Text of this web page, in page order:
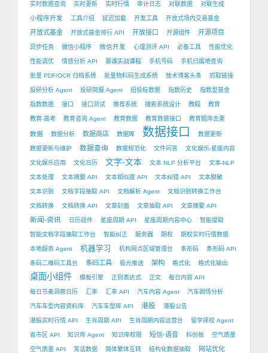
实时数据查询 实时更新 实时行情 审计日志 对联数据 对联生成
小程序开发 工具介绍 延迟加载 开发工具 开放式场内交易基金
开放式基金 开放式基金排行 API 开放接口 开源组件 开源项目
异步任务 微信小程序 微信开发 心理测评 API 必备工具 性能优化
性能调优 情感分析 API 慕课实战课程 手机号码 手机归属地查询
批量 PDF/OCR 归档系统 批量物料码生成系统 技术博客头条 抓取链接
投研分析 Agent 投研简报 Agent 招投标数据 指数历史 指数型基金
指数数据 接口 接口测试 推荐系统 搜索系统设计 教程 教育
教育-高考 教育咨询 Agent 教育数据 教育数据接口 教育题库去重
数据 数据分析 数据商店 数据库 数据接口 数据更新
数据更新与维护 数据查询 数据规范化 文件问答 文化娱乐-星座内容
文化娱乐应用 文化日历 文字-文本 文本 NLP 分析平台 文本-NLP
文本处理 文本摘要 API 文本相似度 API 文本纠错 API 文本脱敏
文本识别 文档字段抽取 API 文档解析 Agent 文档识别转换工作台
文档转换 文档转换 API 文章封面 文章抽取 API 文章摘要 API
新闻-资讯 日历组件 星座周期 API 星座周期内容中心 智能提取
智能文档字段抽取工作台 智能纠正 服务器 期权 期权实时行情数据
本地服务 Agent 机器学习 机构网点区域管理台 条形码 条形码 API
条码二维码工具台 条码工具 极光推送 架构 格式化 格式化输出
桌面小组件 模板引擎 正则表达式 正文 每日内容 API
每日节奏洞察日历 汇率 汇率 API 汽车内容 Agent 汽车舆情分析
汽车车型内容资料库 汽车车型库 API 港股 港股公告
港股实时行情 API 生肖周期 API 生肖周期内容运营台 留学择校 Agent
省市区 API 知识库 Agent 知识库权限 短信-语音 科创板 空气质量
空气质量 API 笑话数据 简体繁体互转 结构化数据抽取 网站优化